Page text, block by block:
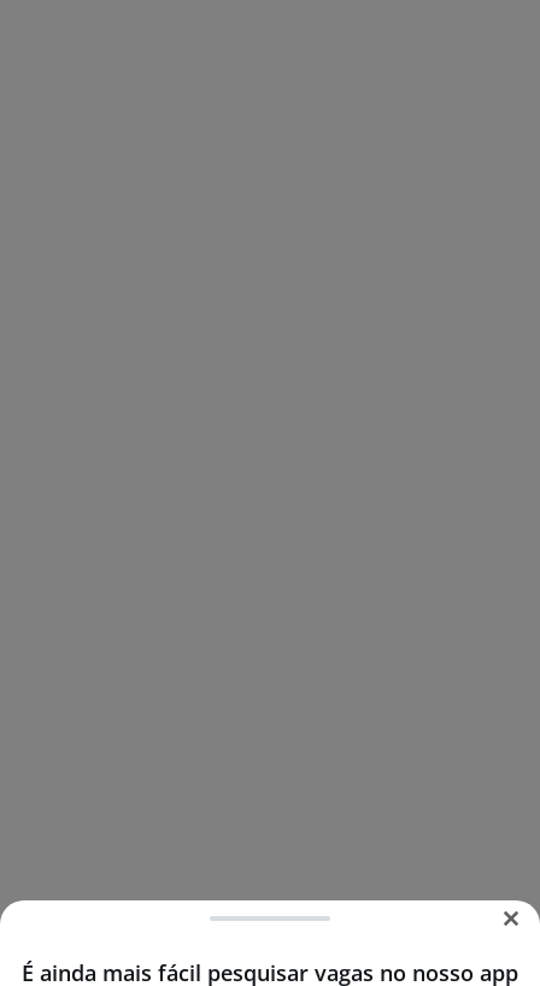
É ainda mais fácil pesquisar vagas no nosso app